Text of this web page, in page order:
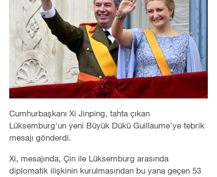
Cumhurbaşkanı Xi Jinping, tahta çıkan
Lüksemburg'un yeni Büyük Dükü Guillaume’ye tebrik
mesajı gönderdi.
Xi, mesajında, Çin ile Lüksemburg arasında
diplomatik ilişkinin kurulmasından bu yana geçen 53